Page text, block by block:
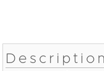
Description